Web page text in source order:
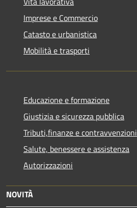
Imprese e Commercio
Catasto e urbanistica
Mobilità e trasporti
Educazione e formazione
Giustizia e sicurezza pubblica
Tributi,finanze e contravvenzioni
Salute, benessere e assistenza
Autorizzazioni
NOVITÀ